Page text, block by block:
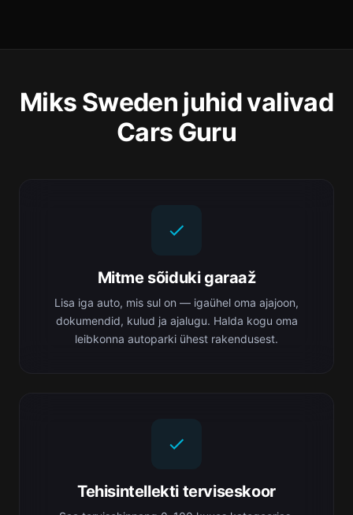
Miks Sweden juhid valivad
Cars Guru
Mitme sõiduki garaaž
Lisa iga auto, mis sul on — igaühel oma ajajoon,
dokumendid, kulud ja ajalugu. Halda kogu oma
leibkonna autoparki ühest rakendusest.
Tehisintellekti terviseskoor